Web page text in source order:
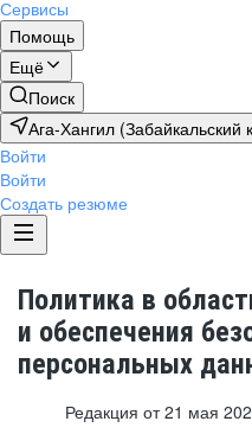
Сервисы
Помощь
Ещё
Поиск
Ага-Хангил (Забайкальский
Войти
Войти
Создать резюме
Политика в
и обеспечения
персональных
Редакция от 21 мая